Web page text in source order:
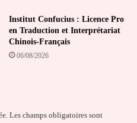
Institut Confucius : Licence Pro
en Traduction et Interprétariat
Chinois-Français
06/08/2026
Les champs obligatoires sont